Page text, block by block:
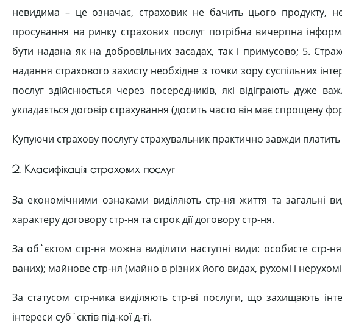
невидима – це означає, страховик не бачить цього продукту,
просування на ринку страхових послуг потрібна вичерпна
бути надана як на добровільних засадах, так і примусово; 5.
надання страхового захисту необхідне з точки зору суспільних
послуг здійснюється через посередників, які відіграють дуже
укладається договір страхування (досить часто він має спрощену
Купуючи страхову послугу страхувальник практично завжди
2. Класифікація страхових послуг
За економічними ознаками виділяють стр-ня життя та загальні
характеру договору стр-ня та строк дії договору стр-ня.
За об`єктом стр-ня можна виділити наступні види: особисте стр-
ваних); майнове стр-ня (майно в різних його видах, рухомі і
За статусом стр-ника виділяють стр-ві послуги, що захищають
інтереси суб`єктів під-кої д-ті.